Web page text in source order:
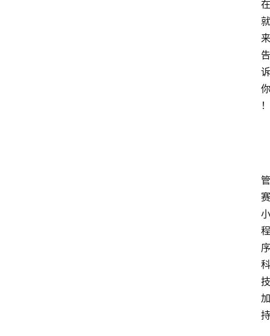
在
就
来
告
诉
你
！
管
赛
小
程
序
科
技
加
持